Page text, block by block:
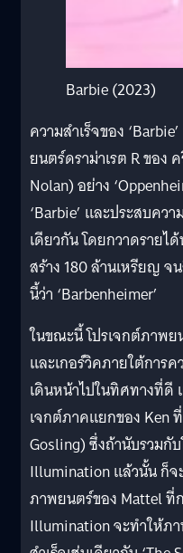
Barbie (2023)
ความสำเร็จของ
ยนตร์ดราม่าเรต R ของ
Nolan) อย่าง
‘Barbie’ และประสบคว
เดียวกัน โดยกวาดรายไ
สร้าง 180 ล้านเหรียญ
นี้ว่า ‘Barbenheimer’
ในขณะนี้ โปรเจกต์ภาพย
และเกอร์วิคภายใต้การ
เดินหน้าไปในทิศทางที่ดี
เจกต์ภาคแยกของ Ken
Gosling) ซึ่งถ้านับรวมกั
Illumination แล้วนั้น ก็จ
ภาพยนตร์ของ Mattel ที่
Illumination จะทำให้ภ